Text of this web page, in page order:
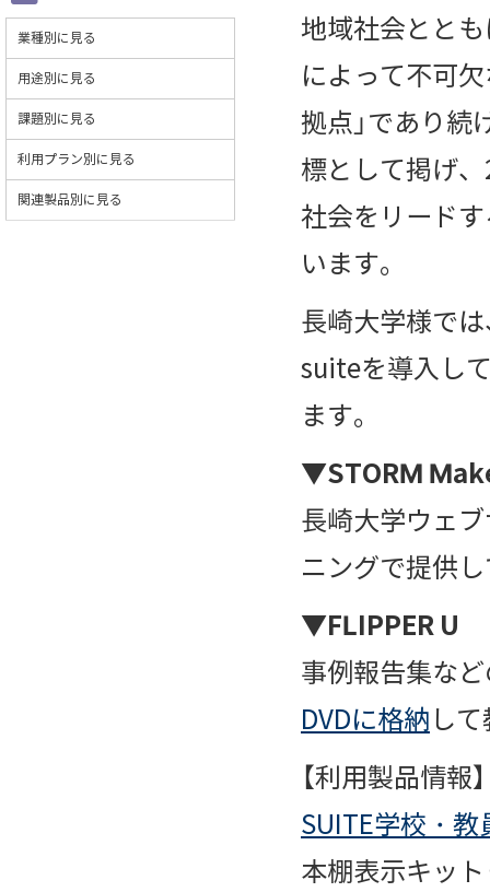
地域社会とと
によって不可
拠点」であり続
標として掲げ
社会をリード
います。
長崎大学様で
suiteを導入し
ます。
▼STORM
長崎大学ウェブ
ニングで提供
▼FLIPPER U
事例報告集な
DVDに格納 し
【利用製品情報】
SUITE学校・教
本棚表示キット
業種別に見る
用途別に見る
課題別に見る
利用プラン別に見る
関連製品別に見る